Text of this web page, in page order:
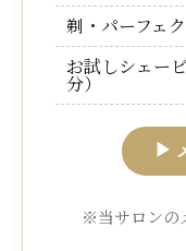
剃・パーフェ
お試しシェー
分）
▶︎
※当サロンの